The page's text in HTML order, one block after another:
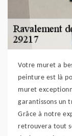
Votre muret a
peinture est là
muret
garantissons un
Grâce à notre
retrouvera tout